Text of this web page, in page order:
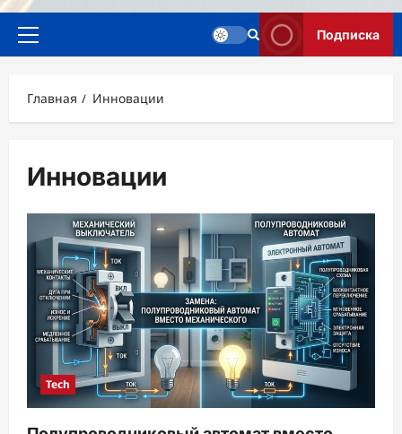
Основное
Подписка
Главная Инновации
Инновации
Tech